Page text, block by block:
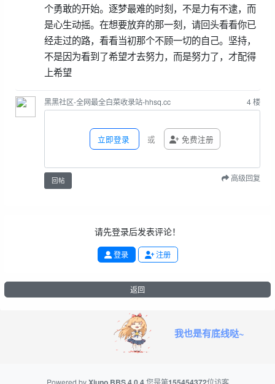
个勇敢的开始。逐梦最难的时刻，不是力有不逮，而
是心生动摇。在想要放弃的那一刻，请回头看看你已
经走过的路，看看当初那个不顾一切的自己。坚持，
不是因为看到了希望才去努力，而是努力了，才配得
上希望
黑黑社区-全网最全白菜收录站-hhsq.cc 4楼
立即登录 或 免费注册
回帖 高级回复
请先登录后发表评论！
登录 注册
返回
我也是有底线哒~
Powered by 您是第 位访客